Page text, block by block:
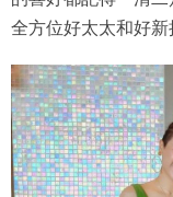
全方位好太太和好新